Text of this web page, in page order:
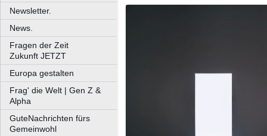
Newsletter.
News.
Fragen der Zeit
Zukunft JETZT
Europa gestalten
Frag' die Welt | Gen Z &
Alpha
GuteNachrichten fürs
Gemeinwohl